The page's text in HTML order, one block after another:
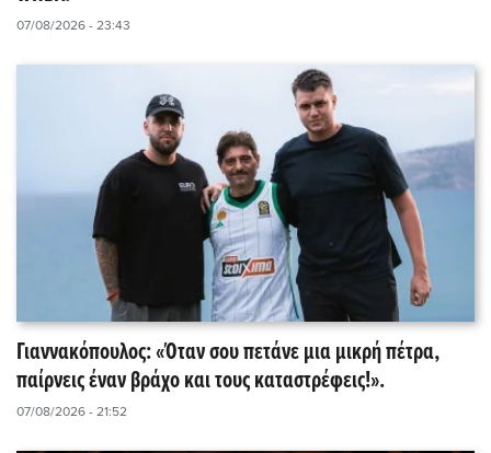
07/08/2026 - 23:43
Γιαννακόπουλος: «Όταν σου πετάνε μια μικρή πέτρα,
παίρνεις έναν βράχο και τους καταστρέφεις!».
07/08/2026 - 21:52